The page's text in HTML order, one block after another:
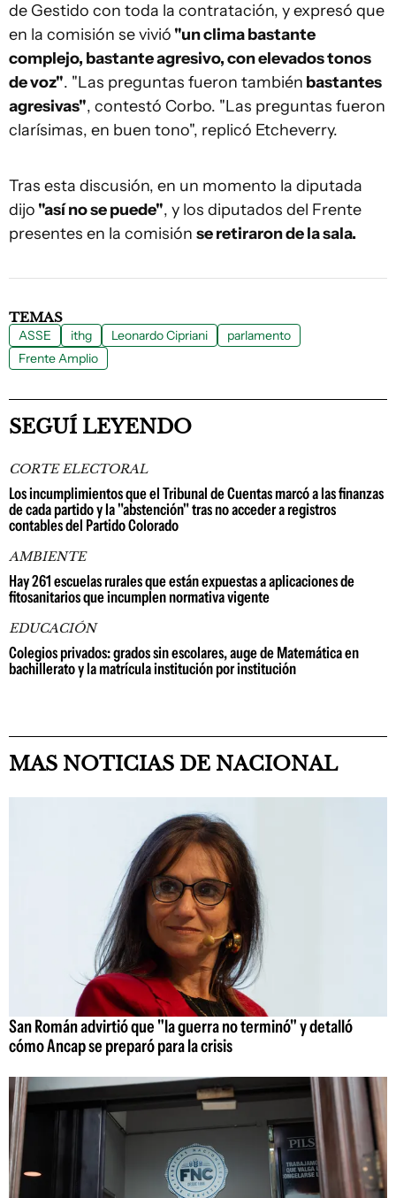
de Gestido con toda la contratación, y expresó que
en la comisión se vivió "un clima bastante
complejo, bastante agresivo, con elevados tonos
de voz". "Las preguntas fueron también bastantes
agresivas", contestó Corbo. "Las preguntas fueron
clarísimas, en buen tono", replicó Etcheverry.
Tras esta discusión, en un momento la diputada
dijo "así no se puede", y los diputados del Frente
presentes en la comisión se retiraron de la sala.
TEMAS
ASSE ithg Leonardo Cipriani
parlamento
Frente Amplio
SEGUÍ LEYENDO
CORTE ELECTORAL
Los incumplimientos que el Tribunal de Cuentas marcó a las finanzas
de cada partido y la "abstención" tras no acceder a registros
contables del Partido Colorado
AMBIENTE
Hay 261 escuelas rurales que están expuestas a aplicaciones de
fitosanitarios que incumplen normativa vigente
EDUCACIÓN
Colegios privados: grados sin escolares, auge de Matemática en
bachillerato y la matrícula institución por institución
MAS NOTICIAS DE NACIONAL
San Román advirtió que "la guerra no terminó" y detalló
cómo Ancap se preparó para la crisis